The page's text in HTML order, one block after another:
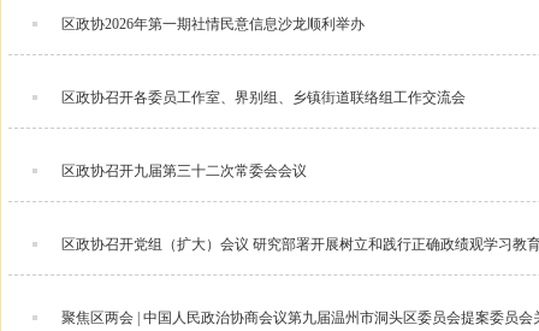
区政协2026年第一期社情民意信息沙龙顺利举办
区政协召开各委员工作室、界别组、乡镇街道联络组工作交流会
区政协召开九届第三十二次常委会会议
区政协召开党组（扩大）会议 研究部署开展树立和践行正确政绩观学习教
聚焦区两会 | 中国人民政治协商会议第九届温州市洞头区委员会提案委员会